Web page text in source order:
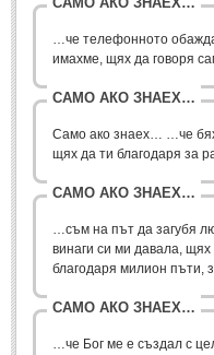
България
Гърция
Япония
ПОЖЕЛАНИЯ
Рожден ден
…че телефонното
имахме, щях да говоря
САМО АКО ЗНАЕХ…
Само ако знаех… …че
щях да ти благодаря за
САМО АКО ЗНАЕХ…
…съм на път да загубя
винаги си ми давала,
благодаря милион пъти,
САМО АКО ЗНАЕХ…
…че Бог ме е създал с